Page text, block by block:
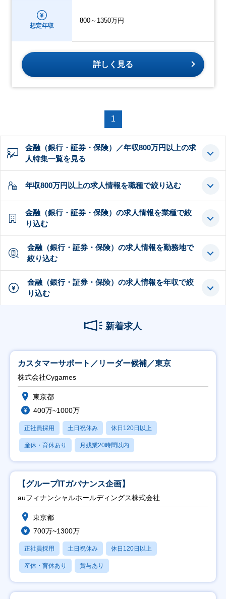
想定年収
800～1350万円
詳しく見る
1
金融（銀行・証券・保険）／年収800万円以上の求
人特集一覧を見る
年収800万円以上の求人情報を職種で絞り込む
金融（銀行・証券・保険）の求人情報を業種で絞
り込む
金融（銀行・証券・保険）の求人情報を勤務地で
絞り込む
金融（銀行・証券・保険）の求人情報を年収で絞
り込む
新着求人
カスタマーサポート／リーダー候補／東京
株式会社Cygames
東京都
400万~1000万
正社員採用 土日祝休み 休日120日以上
産休・育休あり 月残業20時間以内
【グループITガバナンス企画】
auフィナンシャルホールディングス株式会社
東京都
700万~1300万
正社員採用 土日祝休み 休日120日以上
産休・育休あり 賞与あり